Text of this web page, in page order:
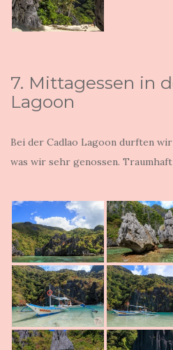
7. Mittagessen in
Lagoon
Bei der Cadlao Lagoon durften
was wir sehr genossen.